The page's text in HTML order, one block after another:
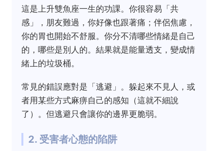
這是上升雙魚座一生的功課。你很容易「共
感」，朋友難過，你好像也跟著痛；伴侶焦慮，
你的胃也開始不舒服。你分不清哪些情緒是自己
的，哪些是別人的。結果就是能量透支，變成情
緒上的垃圾桶。
常見的錯誤應對是「逃避」。躲起來不見人，或
者用某些方式麻痹自己的感知（這就不細說
了）。但逃避只會讓你的邊界更脆弱。
2. 受害者心態的陷阱